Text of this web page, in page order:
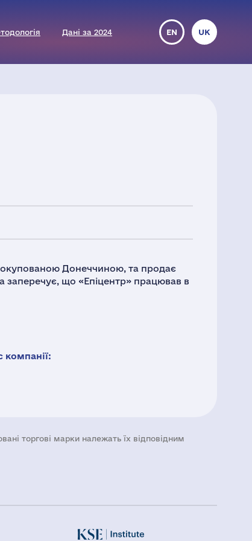
Дані за 2024 EN UK
Донеччиною, та продає
заперечує, що «Епіцентр» працював в
компанії:
торгові марки належать їх відповідним